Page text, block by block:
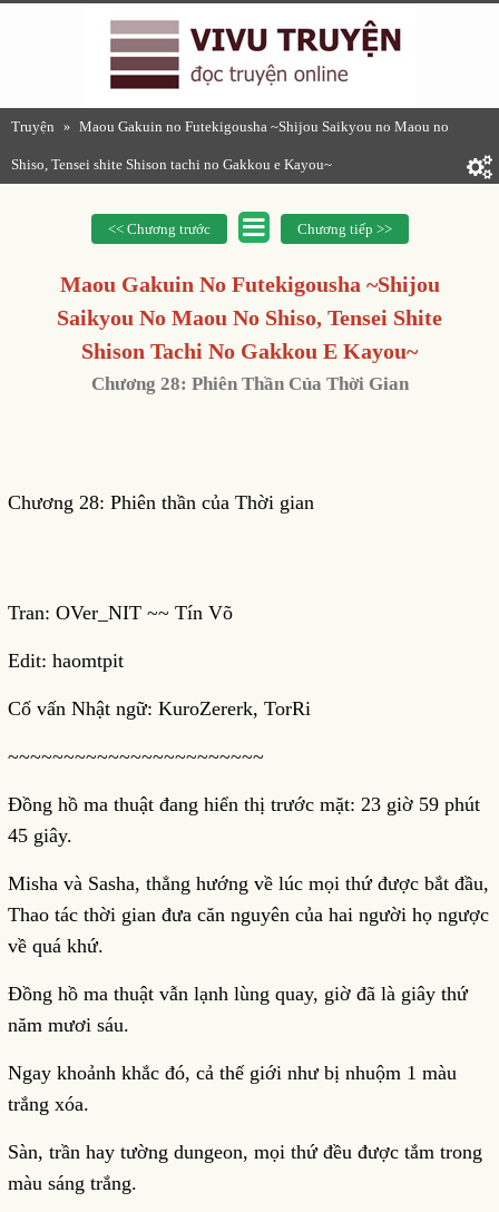
Truyện » Maou Gakuin no Futekigousha ~Shijou Saikyou no Maou no
Shiso, Tensei shite Shison tachi no Gakkou e Kayou~
<< Chương trước Chương tiếp >>
Maou Gakuin No Futekigousha ~Shijou
Saikyou No Maou No Shiso, Tensei Shite
Shison Tachi No Gakkou E Kayou~
Chương 28: Phiên Thần Của Thời Gian
Chương 28: Phiên thần của Thời gian
Tran: OVer_NIT ~~ Tín Võ
Edit: haomtpit
Cố vấn Nhật ngữ: KuroZererk, TorRi
~~~~~~~~~~~~~~~~~~~~~~~
Đồng hồ ma thuật đang hiển thị trước mặt: 23 giờ 59 phút
45 giây.
Misha và Sasha, thẳng hướng về lúc mọi thứ được bắt đầu,
Thao tác thời gian đưa căn nguyên của hai người họ ngược
về quá khứ.
Đồng hồ ma thuật vẫn lạnh lùng quay, giờ đã là giây thứ
năm mươi sáu.
Ngay khoảnh khắc đó, cả thế giới như bị nhuộm 1 màu
trắng xóa.
Sàn, trần hay tường dungeon, mọi thứ đều được tắm trong
màu sáng trắng.